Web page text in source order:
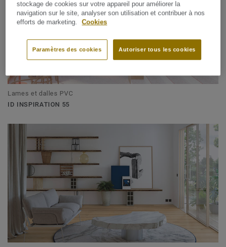
Lames et dalles PVC
ID INSPIRATION 55
stockage de cookies sur votre appareil pour améliorer la
navigation sur le site, analyser son utilisation et contribuer à nos
efforts de marketing.
Cookies
Autoriser tous les cookies
Paramètres des cookies